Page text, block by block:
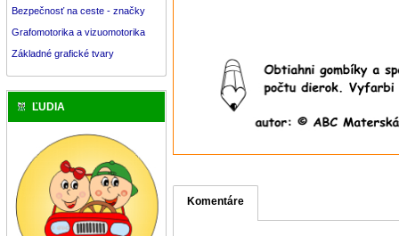
Bezpečnosť na ceste - značky
Grafomotorika a vizuomotorika
Základné grafické tvary
ĽUDIA
Komentáre